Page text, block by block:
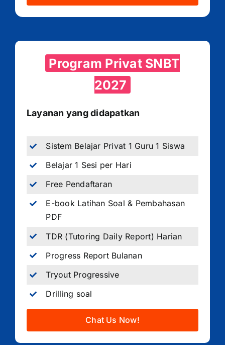
Program Privat SNBT
2027
Layanan yang didapatkan
Sistem Belajar Privat 1 Guru 1 Siswa
Belajar 1 Sesi per Hari
Free Pendaftaran
E-book Latihan Soal & Pembahasan
PDF
TDR (Tutoring Daily Report) Harian
Progress Report Bulanan
Tryout Progressive
Drilling soal
Chat Us Now!